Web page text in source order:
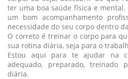
ter uma boa saúde física e
um bom acompanhamento
necessidade do seu corpo dentro
O correto é treinar o corpo para
sua rotina diária, seja para o
Estou aqui para te ajudar na
adequado, preparado, treinado
diária.